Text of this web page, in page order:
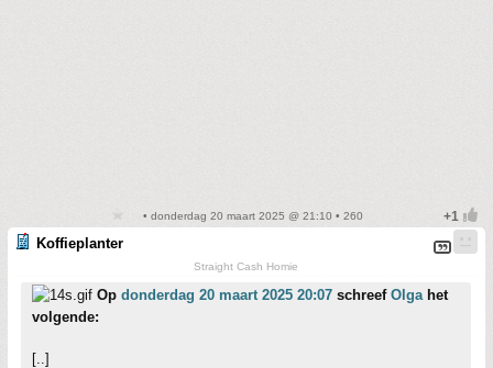
• donderdag 20 maart 2025 @ 21:10 • 260
Koffieplanter
Straight Cash Homie
Op donderdag 20 maart 2025 20:07 schreef Olgahet
volgende:
[..]